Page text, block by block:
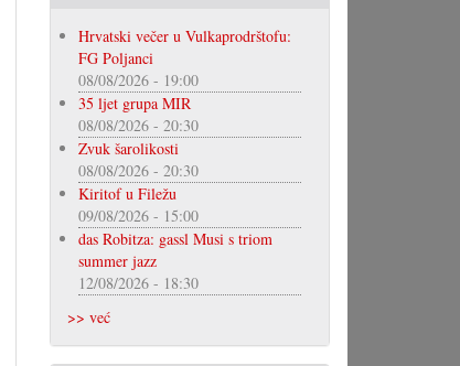
Hrvatski večer u Vulkaprodrštofu:
FG Poljanci
08/08/2026 - 19:00
35 ljet grupa MIR
08/08/2026 - 20:30
Zvuk šarolikosti
08/08/2026 - 20:30
Kiritof u Filežu
09/08/2026 - 15:00
das Robitza: gassl Musi s triom
summer jazz
12/08/2026 - 18:30
>> već